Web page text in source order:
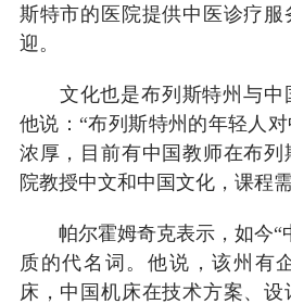
斯特市的医院提供中医诊疗
迎。
文化也是布列斯特州与中
他说：“布列斯特州的年轻人
浓厚，目前有中国教师在布
院教授中文和中国文化，课程
帕尔霍姆奇克表示，如今“
质的代名词。他说，该州有
床，中国机床在技术方案、